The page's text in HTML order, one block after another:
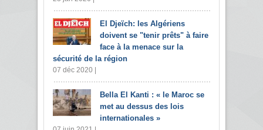
El Djeïch: les Algériens
doivent se "tenir prêts" à faire
face à la menace sur la
sécurité de la région
07 déc 2020 |
Bella El Kanti : « le Maroc se
met au dessus des lois
internationales »